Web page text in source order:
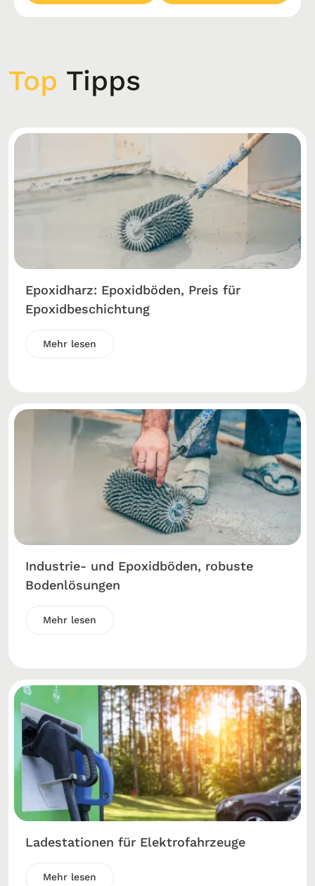
Top Tipps
Epoxidharz: Epoxidböden, Preis für
Epoxidbeschichtung
Mehr lesen
Industrie- und Epoxidböden, robuste
Bodenlösungen
Mehr lesen
Ladestationen für Elektrofahrzeuge
Mehr lesen